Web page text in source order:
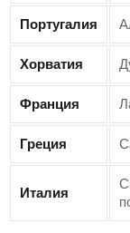
Португалия
Хорватия
Франция
Греция
Италия